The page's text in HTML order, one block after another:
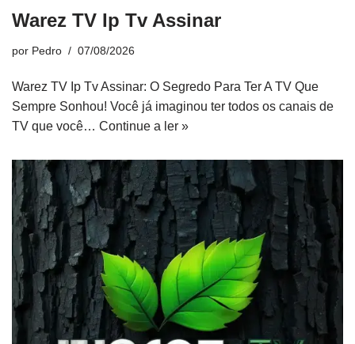
Warez TV Ip Tv Assinar
por Pedro 07/08/2026
Warez TV Ip Tv Assinar: O Segredo Para Ter A TV Que
Sempre Sonhou! Você já imaginou ter todos os canais de
TV que você… Continue a ler »